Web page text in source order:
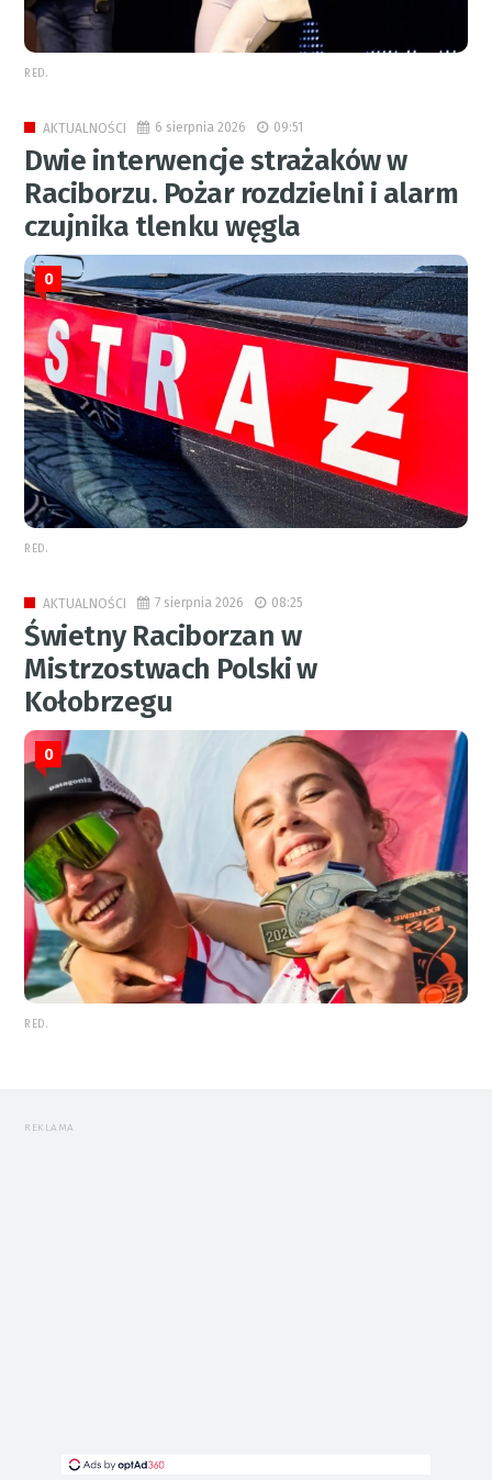
RED.
AKTUALNOŚCI 6 sierpnia 2026 09:51
Dwie interwencje strażaków w
Raciborzu. Pożar rozdzielni i alarm
czujnika tlenku węgla
0
RED.
AKTUALNOŚCI 7 sierpnia 2026 08:25
Świetny Raciborzan w
Mistrzostwach Polski w
Kołobrzegu
0
RED.
REKLAMA